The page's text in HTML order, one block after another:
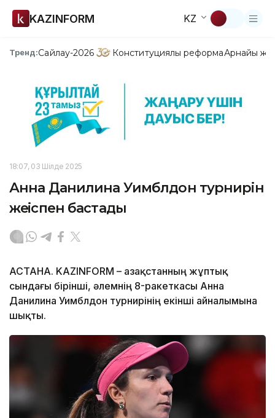
KAZINFORM KZ
Тренд:Сайлау-2026 Конституциялық реформаАрнайы
18:07, 03 Шілде 2025
Анна Данилина Уимблдон турнирін
жеңіспен бастады
АСТАНА. KAZINFORM – Қазақстанның жұптық
сындағы бірінші, әлемнің 8-ракеткасы Анна
Данилина Уимблдон турнирінің екінші айналымына
шықты.